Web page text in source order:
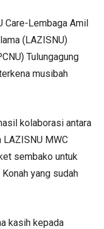
Care-Lembaga Amil
(LAZISNU)
Tulungagung
musibah
kolaborasi antara
LAZISNU MWC
sembako untuk
yang sudah
kasih kepada